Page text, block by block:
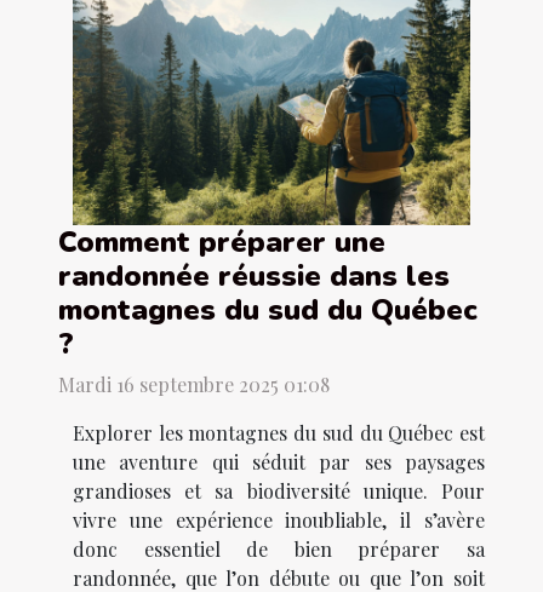
Comment préparer une
randonnée réussie dans les
montagnes du sud du Québec
?
Mardi 16 septembre 2025 01:08
Explorer les montagnes du sud du Québec est
une aventure qui séduit par ses paysages
grandioses et sa biodiversité unique. Pour
vivre une expérience inoubliable, il s’avère
donc essentiel de bien préparer sa
randonnée, que l’on débute ou que l’on soit